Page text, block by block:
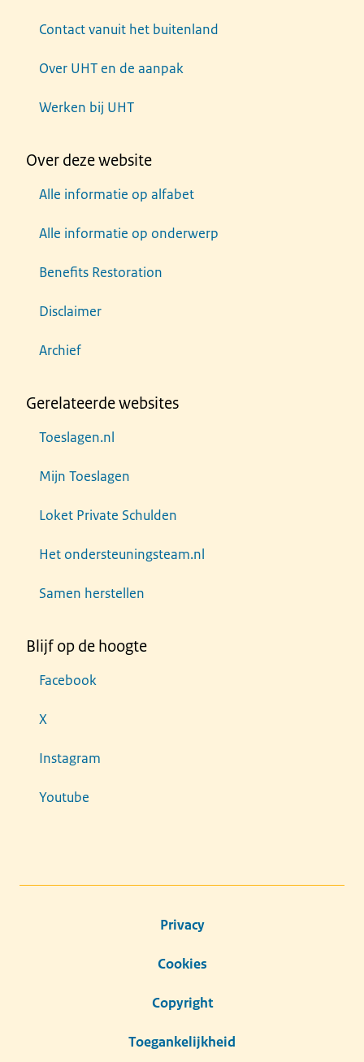
Contact vanuit het buitenland
Over UHT en de aanpak
Werken bij UHT
Over deze website
Alle informatie op alfabet
Alle informatie op onderwerp
Benefits Restoration
Disclaimer
Archief
Gerelateerde websites
Toeslagen.nl
Mijn Toeslagen
Loket Private Schulden
Het ondersteuningsteam.nl
Samen herstellen
Blijf op de hoogte
Facebook
X
Instagram
Youtube
Privacy
Cookies
Copyright
Toegankelijkheid